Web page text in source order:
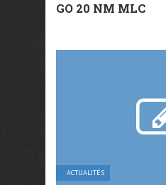
GO 20 NM MLC
ACTUALITÉS